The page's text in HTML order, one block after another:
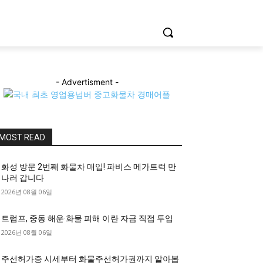
- Advertisment -
READ
화성 방문 2번째 화물차 매입! 파비스 메가트럭 만
나러 갑니다
2026년 08월 06일
트럼프, 중동 해운·화물 피해 이란 자금 직접 투입
2026년 08월 06일
주선허가증 시세부터 화물주선허가권까지 알아봅